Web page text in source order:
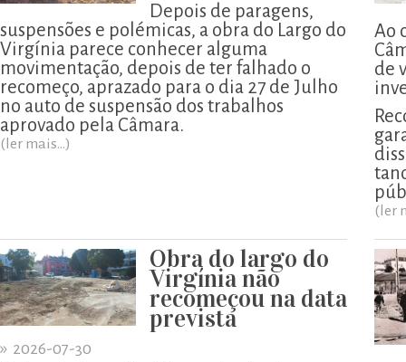
Depois de paragens,
suspensões e polémicas, a obra do Largo do
Virgínia parece conhecer alguma
movimentação, depois de ter falhado o
recomeço, aprazado para o dia 27 de Julho
no auto de suspensão dos trabalhos
aprovado pela Câmara.
(ler mais...)
Ao
de
(ler
Obra do largo do
Virgínia não
recomeçou na data
prevista
» 2026-07-30